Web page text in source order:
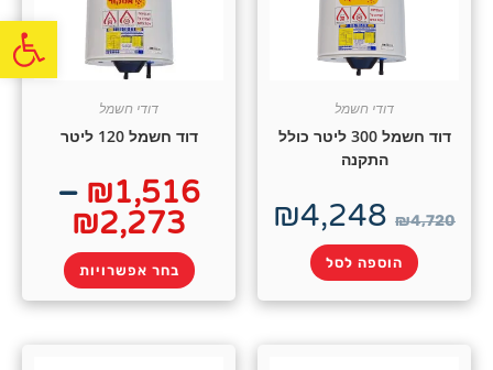
דודי חשמל
דוד חשמל 300 ליטר כולל
התקנה
₪4,720
₪4,248
הוספה לסל
דודי חשמל
דוד חשמל 120 ליטר
₪1,516
–
₪2,273
בחר אפשרויות